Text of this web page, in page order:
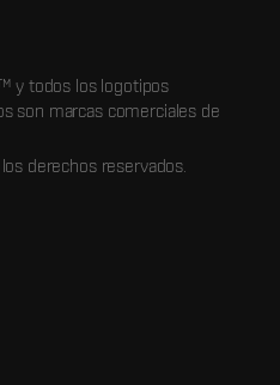
y todos los logotipos
son marcas comerciales de
derechos reservados.